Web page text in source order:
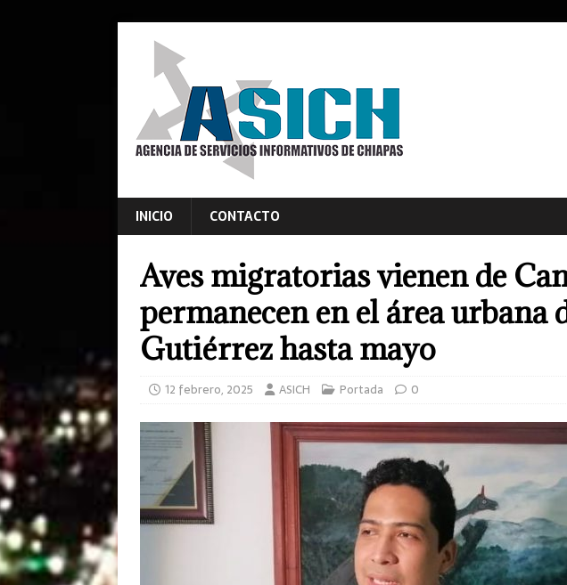
INICIO CONTACTO
Aves migratorias vienen de
permanecen en el área urbana
Gutiérrez hasta mayo
12 febrero, 2025 ASICH Portada 0